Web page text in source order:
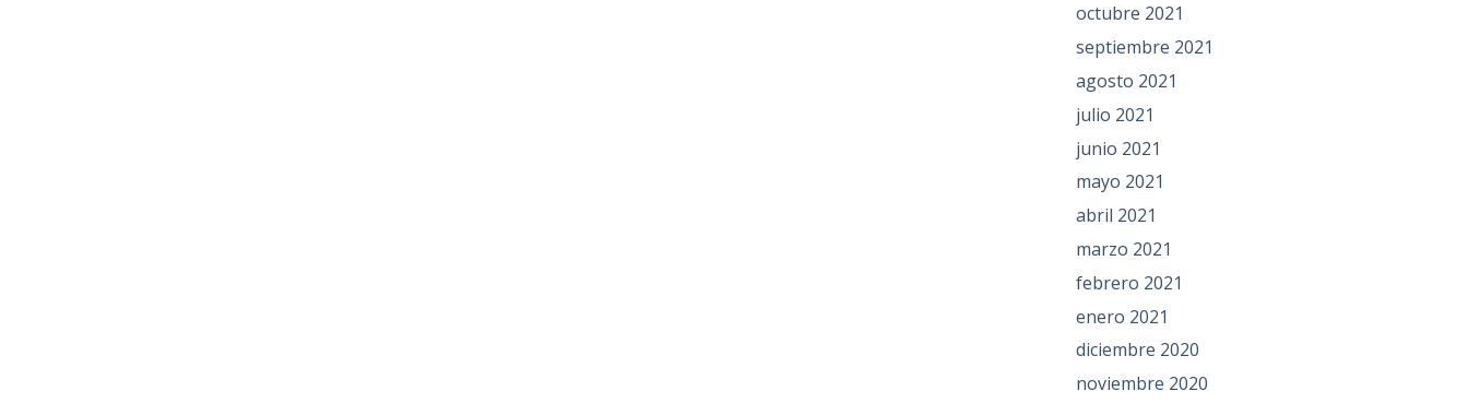
octubre 2021
septiembre 2021
agosto 2021
julio 2021
junio 2021
mayo 2021
abril 2021
marzo 2021
febrero 2021
enero 2021
diciembre 2020
noviembre 2020